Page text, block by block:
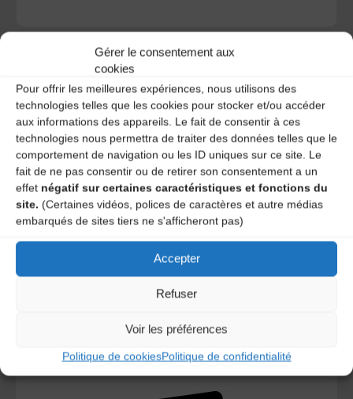
Gérer le consentement aux
cookies
Pour offrir les meilleures expériences, nous utilisons des
technologies telles que les cookies pour stocker et/ou accéder
aux informations des appareils. Le fait de consentir à ces
technologies nous permettra de traiter des données telles que le
comportement de navigation ou les ID uniques sur ce site. Le
fait de ne pas consentir ou de retirer son consentement a un
effet négatif sur certaines caractéristiques et fonctions du
site. (Certaines vidéos, polices de caractères et autre médias
embarqués de sites tiers ne s'afficheront pas)
Accepter
Refuser
Voir les préférences
Politique de cookiesPolitique de confidentialité
A DECOUVRIR :
Le distributeur des musiques Trad'